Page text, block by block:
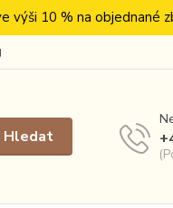
výši 10 % na objednané
Hledat